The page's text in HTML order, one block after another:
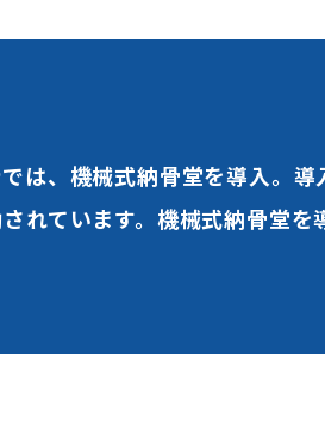
は、機械式納骨堂を導入。
れています。機械式納骨堂